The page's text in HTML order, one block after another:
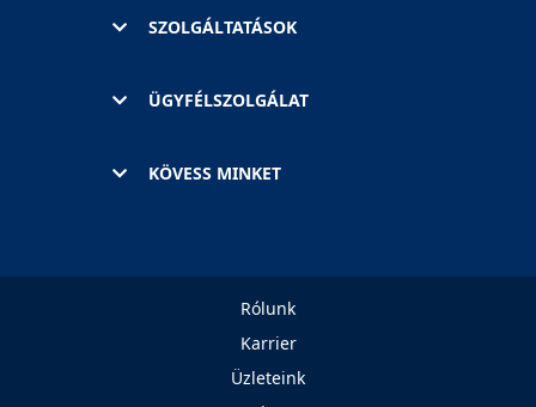
SZOLGÁLTATÁSOK
ÜGYFÉLSZOLGÁLAT
KÖVESS MINKET
Rólunk
Karrier
Üzleteink